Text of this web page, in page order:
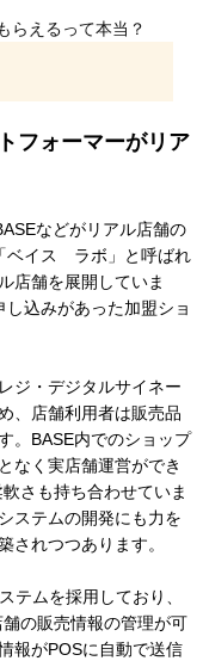
らえるって本当？
フォーマーがリア
などがリアル店舗の
ベイス ラボ」と呼ばれ
店舗を展開していま
込みがあった加盟ショ
ジ・デジタルサイネー
、店舗利用者は販売品
。BASE内でのショップ
なく実店舗運営ができ
さも持ち合わせていま
ステムの開発にも力を
されつつあります。
テムを採用しており、
の販売情報の管理が可
報がPOSに自動で送信